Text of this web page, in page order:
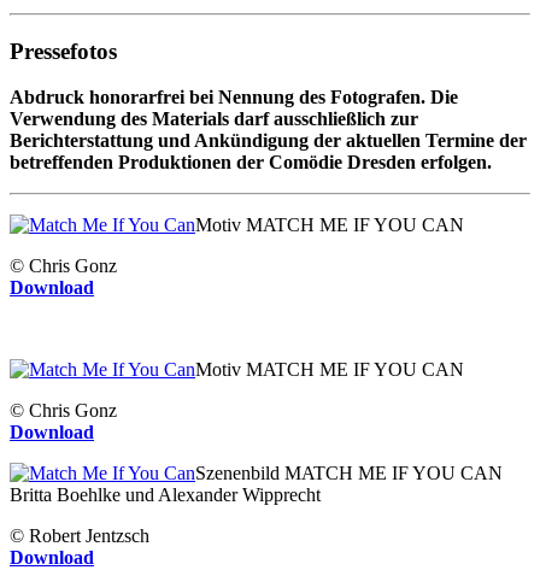
Pressefotos
Abdruck honorarfrei bei Nennung des Fotografen. Die
Verwendung des Materials darf ausschließlich zur
Berichterstattung und Ankündigung der aktuellen Termine der
betreffenden Produktionen der Comödie Dresden erfolgen.
Motiv MATCH ME IF YOU CAN
© Chris Gonz
Download
Motiv MATCH ME IF YOU CAN
© Chris Gonz
Download
Szenenbild MATCH ME IF YOU CAN
Britta Boehlke und Alexander Wipprecht
© Robert Jentzsch
Download